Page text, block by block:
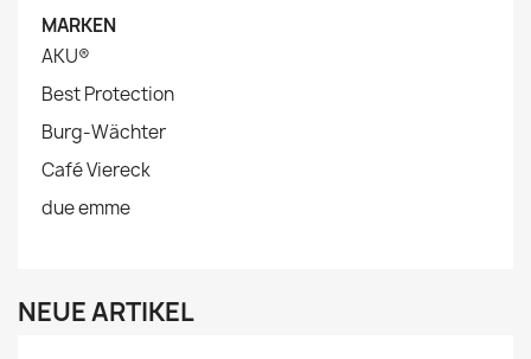
MARKEN
AKU®
Best Protection
Burg-Wächter
Café Viereck
due emme
NEUE ARTIKEL